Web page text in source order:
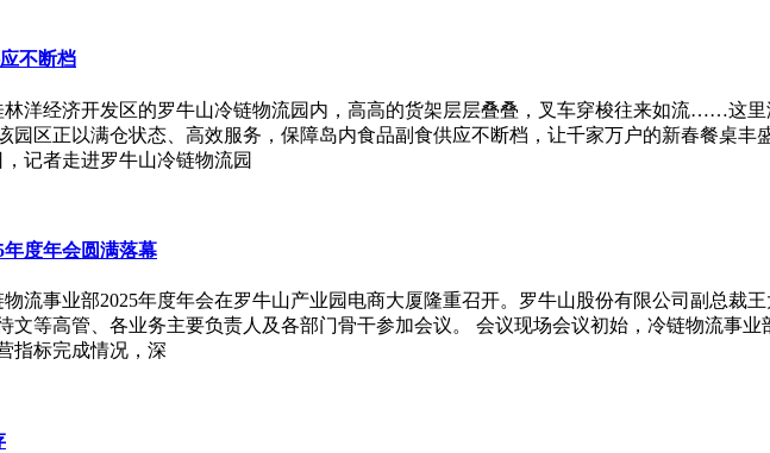
不断档
洋经济开发区的罗牛山冷链物流园内，高高的货架层层叠叠，叉车穿梭往来如流……这
区正以满仓状态、高效服务，保障岛内食品副食供应不断档，让千家万户的新春餐桌丰
记者走进罗牛山冷链物流园
度年会圆满落幕
流事业部2025年度年会在罗牛山产业园电商大厦隆重召开。罗牛山股份有限公司副总裁
文等高管、各业务主要负责人及各部门骨干参加会议。 会议现场会议初始，冷链物流事
指标完成情况，深